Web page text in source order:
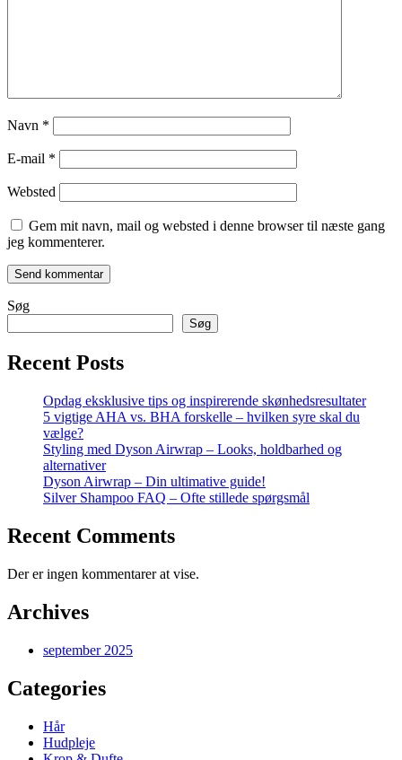
Navn *
E-mail *
Websted
Gem mit navn, mail og websted i denne browser til næste gang
jeg kommenterer.
Søg
Søg
Recent Posts
Opdag eksklusive tips og inspirerende skønhedsresultater
5 vigtige AHA vs. BHA forskelle – hvilken syre skal du
vælge?
Styling med Dyson Airwrap – Looks, holdbarhed og
alternativer
Dyson Airwrap – Din ultimative guide!
Silver Shampoo FAQ – Ofte stillede spørgsmål
Recent Comments
Der er ingen kommentarer at vise.
Archives
september 2025
Categories
Hår
Hudpleje